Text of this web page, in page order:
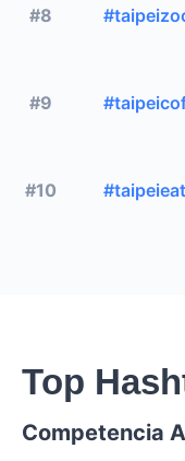
#8
#9
#10
Top
Competencia